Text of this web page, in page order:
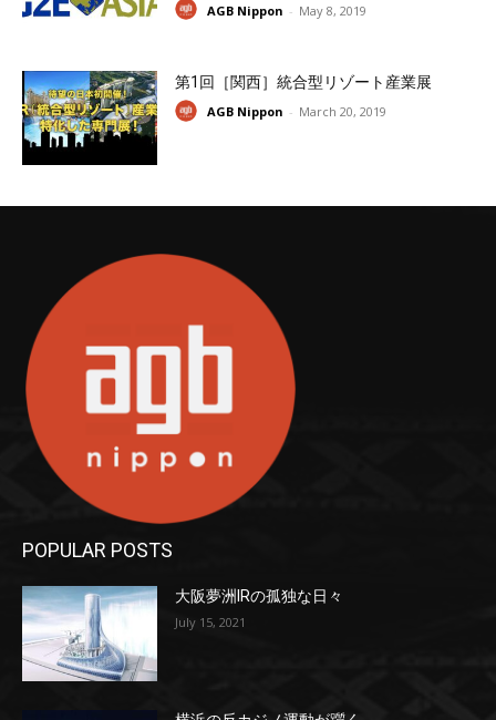
AGB Nippon - May 8, 2019
第1回［関西］統合型リゾート産業展
AGB Nippon - March 20, 2019
POPULAR POSTS
大阪夢洲IRの孤独な日々
July 15, 2021